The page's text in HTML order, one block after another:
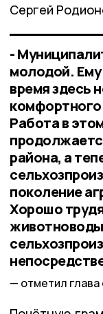
Сергей
-
молодой. Ему
время здесь
Работа в
района, а
поколение
Хорошо
отметил глава